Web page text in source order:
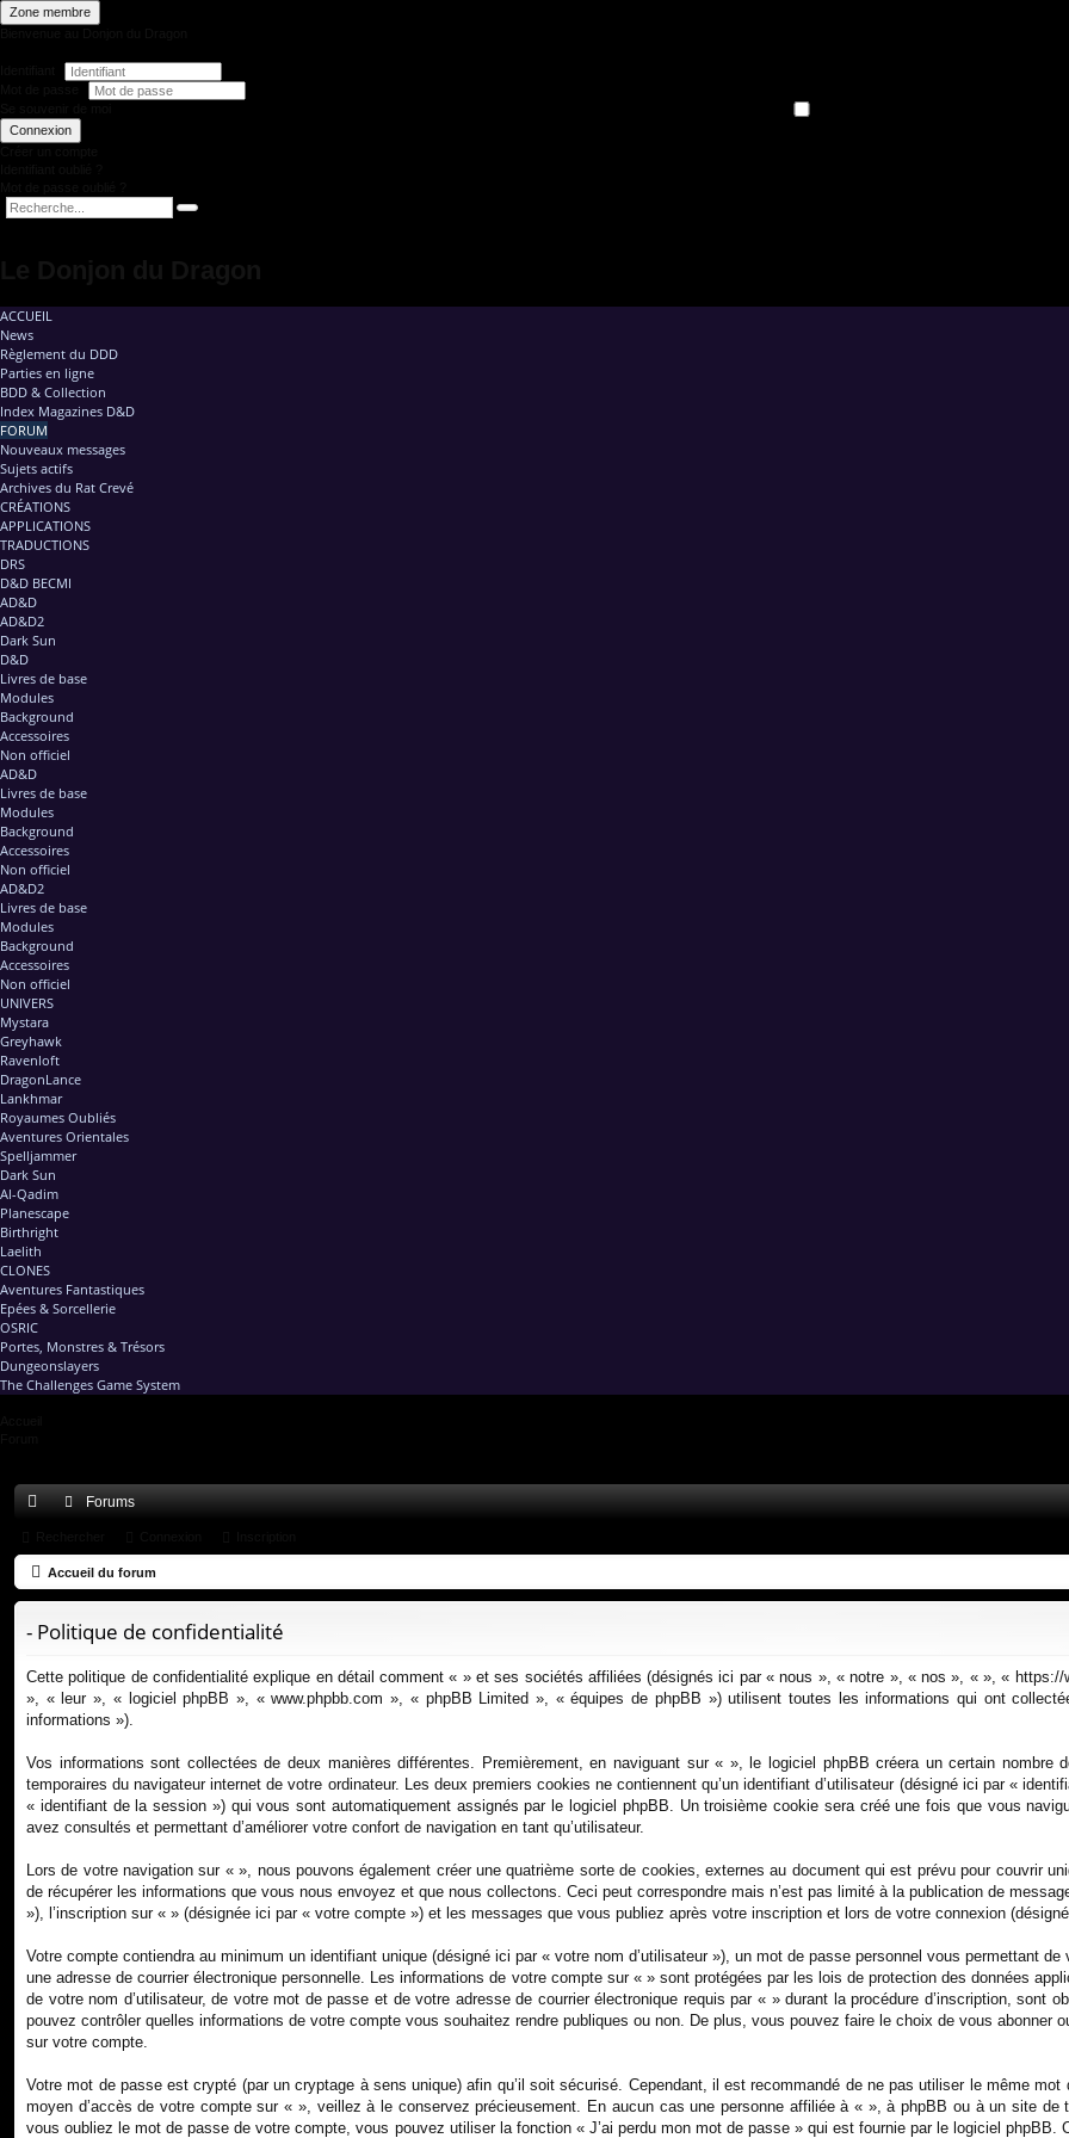
Zone membre
Connexion
ACCUEIL
News
Règlement du DDD
Parties en ligne
BDD & Collection
Index Magazines D&D
FORUM
Nouveaux messages
Sujets actifs
Archives du Rat Crevé
CRÉATIONS
APPLICATIONS
TRADUCTIONS
DRS
D&D BECMI
AD&D
AD&D2
Dark Sun
D&D
Livres de base
Modules
Background
Accessoires
Non officiel
AD&D
Livres de base
Modules
Background
Accessoires
Non officiel
AD&D2
Livres de base
Modules
Background
Accessoires
Non officiel
UNIVERS
Mystara
Greyhawk
Ravenloft
DragonLance
Lankhmar
Royaumes Oubliés
Aventures Orientales
Spelljammer
Dark Sun
Al-Qadim
Planescape
Birthright
Laelith
CLONES
Aventures Fantastiques
Epées & Sorcellerie
OSRIC
Portes, Monstres & Trésors
Dungeonslayers
The Challenges Game System
co
s
Forums
Accueil du forum
- Politique de confidentialité
Cette politique de confidentialité explique en détail comment « » et ses sociétés affiliées (désignés ici par « nous », « notre », « nos », « », «
», « leur », « logiciel phpBB », « www.phpbb.com », « phpBB Limited », « équipes de phpBB ») utilisent toutes les informations qui ont
informations »).
Vos informations sont collectées de deux manières différentes. Premièrement, en naviguant sur « », le logiciel phpBB créera un certain
temporaires du navigateur internet de votre ordinateur. Les deux premiers cookies ne contiennent qu’un identifiant d’utilisateur (désigné ici par «
« identifiant de la session ») qui vous sont automatiquement assignés par le logiciel phpBB. Un troisième cookie sera créé une fois que vous
avez consultés et permettant d’améliorer votre confort de navigation en tant qu’utilisateur.
Lors de votre navigation sur « », nous pouvons également créer une quatrième sorte de cookies, externes au document qui est prévu pour couvrir
de récupérer les informations que vous nous envoyez et que nous collectons. Ceci peut correspondre mais n’est pas limité à la publication de
»), l’inscription sur « » (désignée ici par « votre compte ») et les messages que vous publiez après votre inscription et lors de votre connexion
Votre compte contiendra au minimum un identifiant unique (désigné ici par « votre nom d’utilisateur »), un mot de passe personnel vous permettant
une adresse de courrier électronique personnelle. Les informations de votre compte sur « » sont protégées par les lois de protection des données
de votre nom d’utilisateur, de votre mot de passe et de votre adresse de courrier électronique requis par « » durant la procédure d’inscription,
pouvez contrôler quelles informations de votre compte vous souhaitez rendre publiques ou non. De plus, vous pouvez faire le choix de vous abonner
sur votre compte.
Votre mot de passe est crypté (par un cryptage à sens unique) afin qu’il soit sécurisé. Cependant, il est recommandé de ne pas utiliser le même
moyen d’accès de votre compte sur « », veillez à le conservez précieusement. En aucun cas une personne affiliée à « », à phpBB ou à un site
vous oubliez le mot de passe de votre compte, vous pouvez utiliser la fonction « J’ai perdu mon mot de passe » qui est fournie par le logiciel